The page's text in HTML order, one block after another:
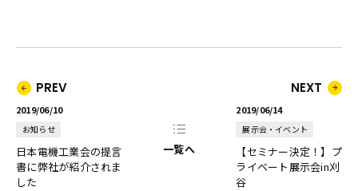
PREV
2019/06/10
お知らせ
日本電機工業会の提言
書に弊社が紹介されま
した
NEXT
2019/06/14
展示会・イベント
【セミナー決定！】プ
ライベート展示会in刈
谷
一覧へ